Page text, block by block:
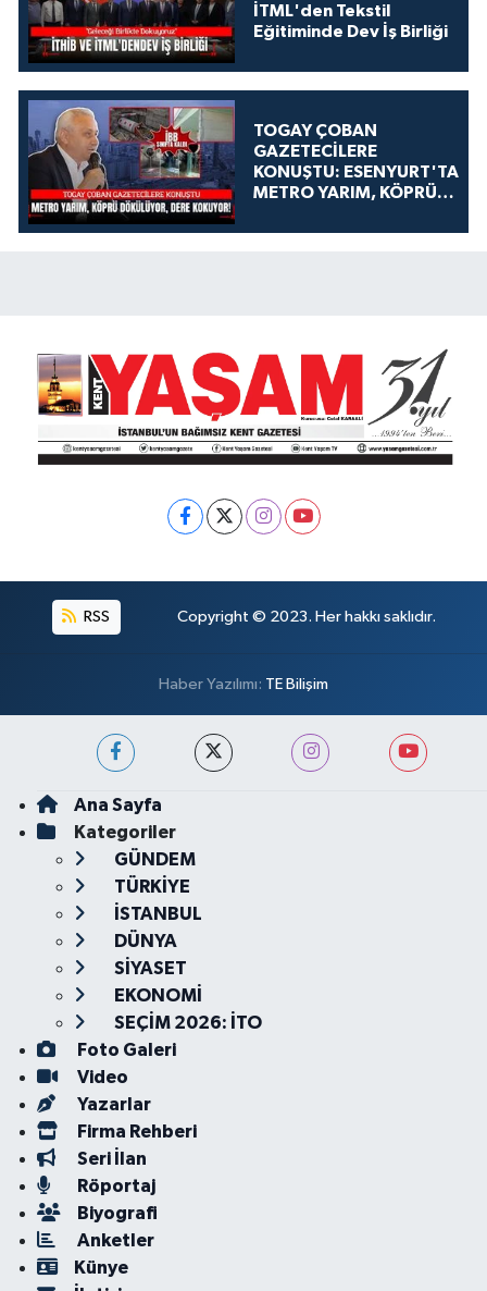
İTML'den Tekstil
Eğitiminde Dev İş Birliği
TOGAY ÇOBAN
GAZETECİLERE
KONUŞTU: ESENYURT'TA
METRO YARIM, KÖPRÜ
KOKUYOR!
RSS Copyright © 2023. Her hakkı saklıdır.
Haber Yazılımı: TE Bilişim
Ana Sayfa
Kategoriler
GÜNDEM
TÜRKİYE
İSTANBUL
DÜNYA
SİYASET
EKONOMİ
SEÇİM 2026: İTO
Foto Galeri
Video
Yazarlar
Firma Rehberi
Seri İlan
Röportaj
Biyografi
Anketler
Künye